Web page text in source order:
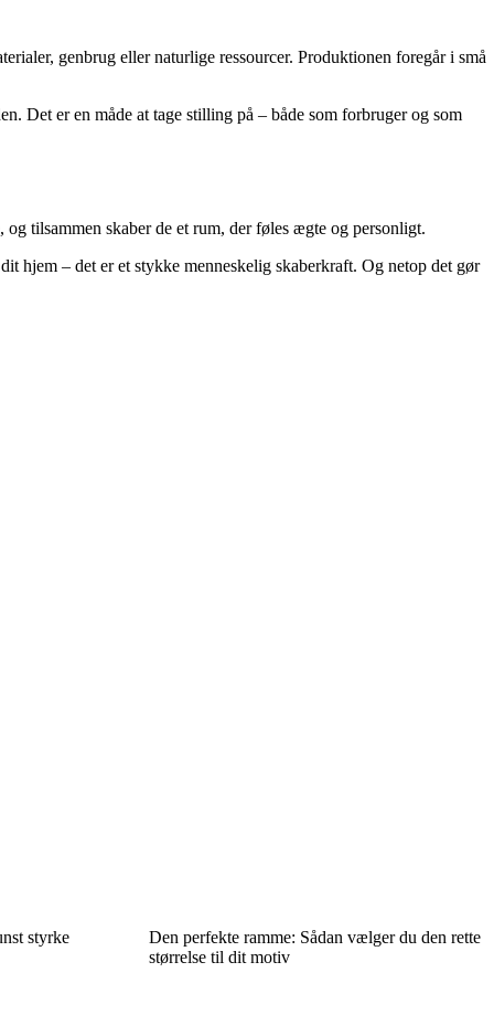
genbrug eller naturlige ressourcer. Produktionen foregår i små
Det er en måde at tage stilling på – både som forbruger og som
tilsammen skaber de et rum, der føles ægte og personligt.
hjem – det er et stykke menneskelig skaberkraft. Og netop det gør
styrke
Den perfekte ramme: Sådan vælger du den rette
størrelse til dit motiv